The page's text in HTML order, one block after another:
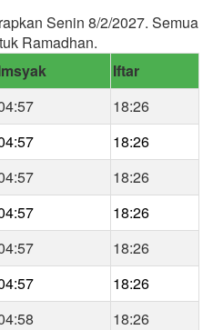
Senin 8/2/2027. Semua
Ramadhan.
Iftar
18:26
18:26
18:26
18:26
18:26
18:26
18:26